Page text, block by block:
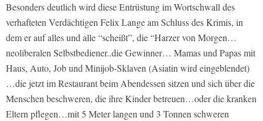
Besonders deutlich wird diese Entrüstung im Wortschwall des
verhafteten Verdächtigen Felix Lange am Schluss des Krimis, in
dem er auf alles und alle “scheißt”, die “Harzer von Morgen…
neoliberalen Selbstbediener..die Gewinner… Mamas und Papas mit
Haus, Auto, Job und Minijob-Sklaven (Asiatin wird eingeblendet)
…die jetzt im Restaurant beim Abendessen sitzen und sich über die
Menschen beschweren, die ihre Kinder betreuen…oder die kranken
Eltern pflegen…mit 5 Meter langen und 3 Tonnen schweren